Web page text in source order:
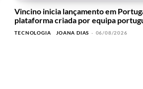
Vincino inicia lançamento em
plataforma criada por equipa
TECNOLOGIA JOANA DIAS - 06/08/2026